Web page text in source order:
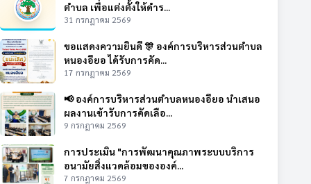
ตำบล เพื่อแต่งตั้งให้ดำร...
31 กรกฎาคม 2569
ขอแสดงความยินดี 🎊 องค์การบริหารส่วนตำบล
หนองอียอ ได้รับการคัด...
17 กรกฎาคม 2569
📢 องค์การบริหารส่วนตำบลหนองอียอ นำเสนอ
ผลงานเข้ารับการคัดเลือ...
9 กรกฎาคม 2569
การประเมิน "การพัฒนาคุณภาพระบบบริการ
อนามัยสิ่งแวดล้อมขององค์...
7 กรกฎาคม 2569